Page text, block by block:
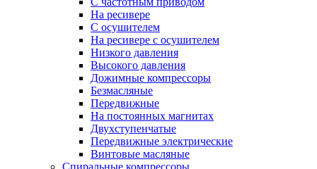
На ресивере
С осушителем
На ресивере с осушителем
Низкого давления
Высокого давления
Дожимные компрессоры
Безмасляные
Передвижные
На постоянных магнитах
Двухступенчатые
Передвижные электрические
Винтовые масляные
Спиральные компрессоры